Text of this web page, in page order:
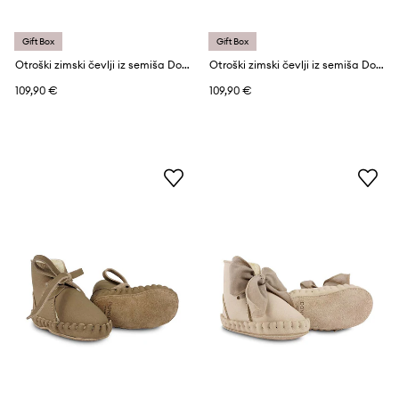
Gift Box
Otroški zimski čevlji iz semiša Donsje Dubu Special Shoes Stag
109,90 €
Gift Box
Otroški zimski čevlji iz semiša Donsje Roumi Shoes Fluffy Bunny
109,90 €